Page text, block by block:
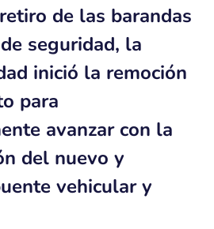
de las barandas
seguridad, la
inició la remoción
para
avanzar con la
del nuevo y
vehicular y